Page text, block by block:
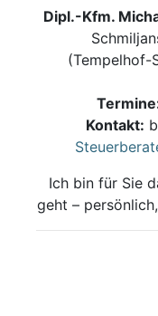
Dipl.-Kfm.
(Tempelhof-
Kontakt:
Ich bin für Sie
geht –